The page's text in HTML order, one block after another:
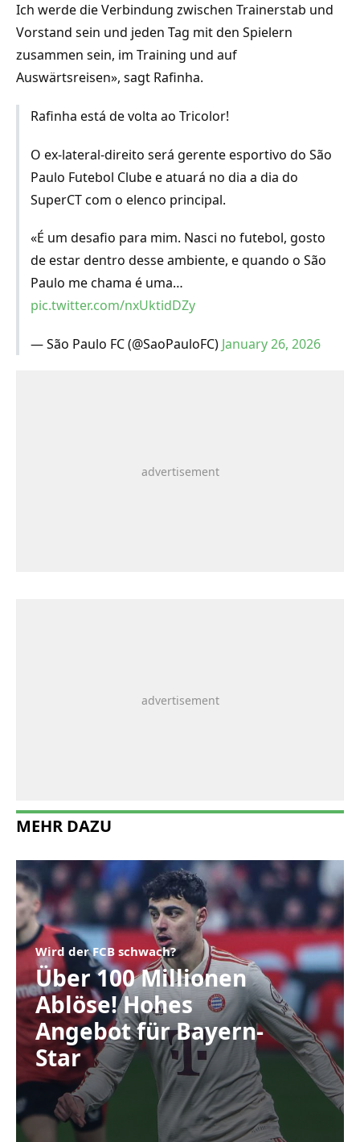
Ich werde die Verbindung zwischen Trainerstab und
Vorstand sein und jeden Tag mit den Spielern
zusammen sein, im Training und auf
Auswärtsreisen», sagt Rafinha.
Rafinha está de volta ao Tricolor!
O ex-lateral-direito será gerente esportivo do São
Paulo Futebol Clube e atuará no dia a dia do
SuperCT com o elenco principal.
«É um desafio para mim. Nasci no futebol, gosto
de estar dentro desse ambiente, e quando o São
Paulo me chama é uma…
pic.twitter.com/nxUktidDZy
— São Paulo FC (@SaoPauloFC) January 26, 2026
MEHR DAZU
Wird der FCB schwach?
Über 100 Millionen
Ablöse! Hohes
Angebot für Bayern-
Star